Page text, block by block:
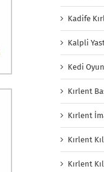
Kadife
Kalpli
Kedi
Kırlent
Kırlent
Kırlent
Kırlent